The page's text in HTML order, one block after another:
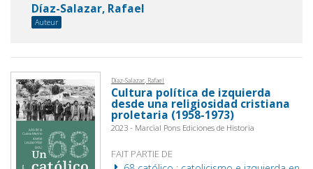
Díaz-Salazar, Rafael
Auteur
Díaz-Salazar, Rafael
Cultura política de izquierda
desde una religiosidad cristiana
proletaria (1958-1973)
2023 - Marcial Pons Ediciones de Historia
FAIT PARTIE DE